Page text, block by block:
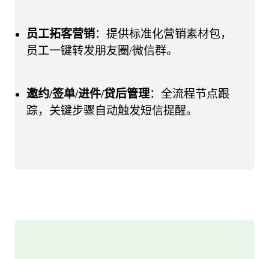
员工拓客营销：提供标准化营销素材包，
员工一键转发朋友圈/微信群。
邀约/签单/进件/贷后管理：全流程节点跟
踪，关键步骤自动触发短信提醒。